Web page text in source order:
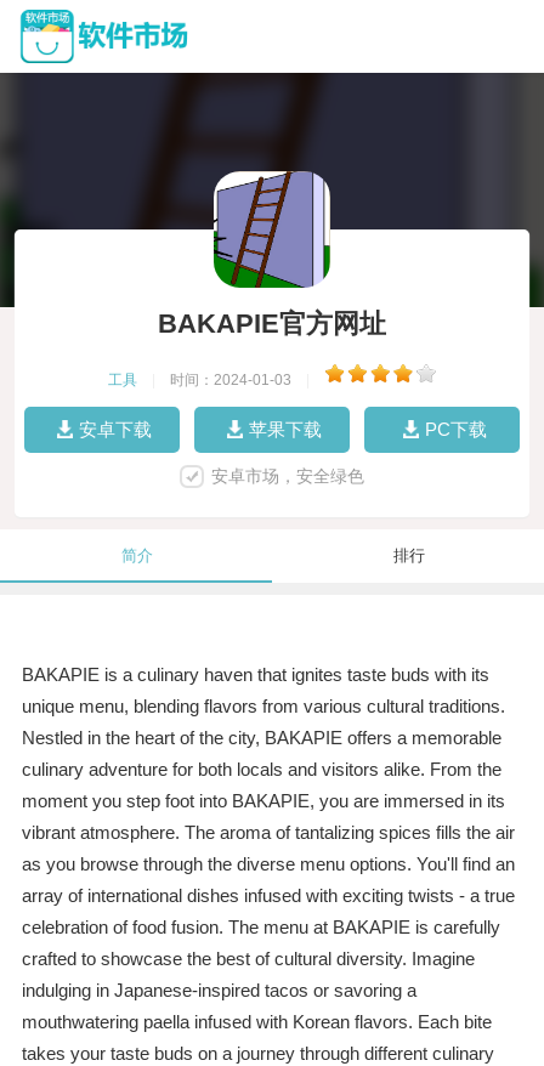
BAKAPIE官方网址
工具 时间：2024-01-03
安卓下载 苹果下载 PC下载
安卓市场，安全绿色
简介 排行
BAKAPIE is a culinary haven that ignites taste buds with its
unique menu, blending flavors from various cultural traditions.
Nestled in the heart of the city, BAKAPIE offers a memorable
culinary adventure for both locals and visitors alike. From the
moment you step foot into BAKAPIE, you are immersed in its
vibrant atmosphere. The aroma of tantalizing spices fills the air
as you browse through the diverse menu options. You'll find an
array of international dishes infused with exciting twists - a true
celebration of food fusion. The menu at BAKAPIE is carefully
crafted to showcase the best of cultural diversity. Imagine
indulging in Japanese-inspired tacos or savoring a
mouthwatering paella infused with Korean flavors. Each bite
takes your taste buds on a journey through different culinary